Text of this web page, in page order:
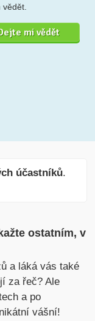
vědět.
účastníků.
ostatním, v
a láká vás také
za řeč? Ale
a po
vášní!